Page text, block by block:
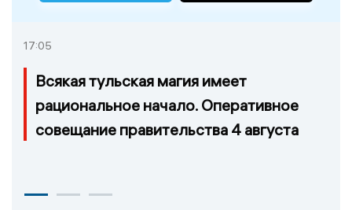
17:05
Всякая тульская магия имеет
рациональное начало. Оперативное
совещание правительства 4 августа